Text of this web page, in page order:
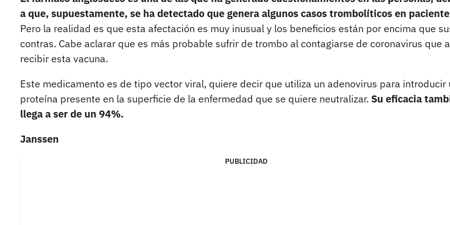
a que, supuestamente, se ha detectado que genera algunos casos trombolíticos en
Pero la realidad es que esta afectación es muy inusual y los beneficios están por encima que
contras. Cabe aclarar que es más probable sufrir de trombo al contagiarse de coronavirus que
recibir esta vacuna.
Este medicamento es de tipo vector viral, quiere decir que utiliza un adenovirus para introducir
proteína presente en la superficie de la enfermedad que se quiere neutralizar. Su eficacia
llega a ser de un 94%.
Janssen
PUBLICIDAD